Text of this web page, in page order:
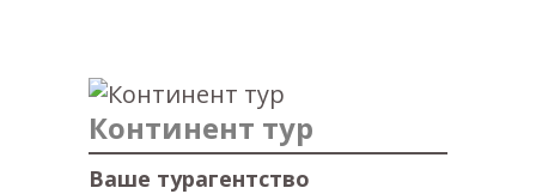
Континент тур
Ваше турагентство